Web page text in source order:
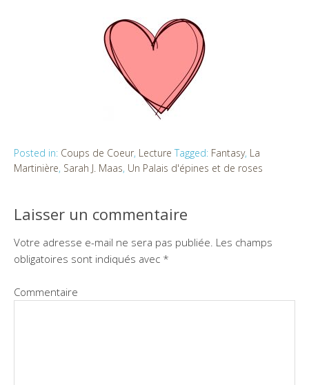
Posted in: Coups de Coeur, Lecture Tagged: Fantasy, La
Martinière, Sarah J. Maas, Un Palais d'épines et de roses
Laisser un commentaire
Votre adresse e-mail ne sera pas publiée. Les champs
obligatoires sont indiqués avec *
Commentaire